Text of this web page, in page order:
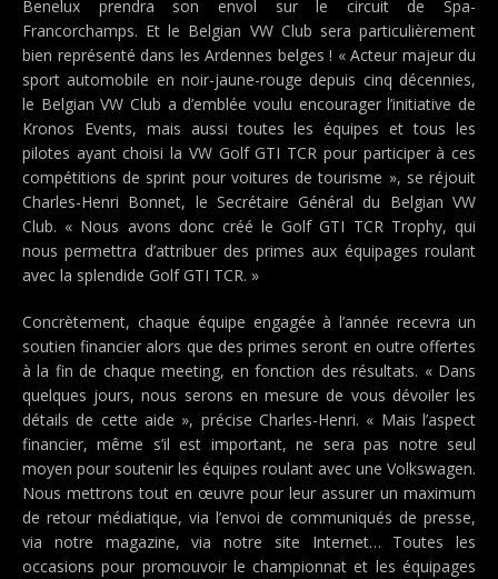
Benelux prendra son envol sur le circuit de Spa-
Francorchamps. Et le Belgian VW Club sera particulièrement
bien représenté dans les Ardennes belges ! « Acteur majeur du
sport automobile en noir-jaune-rouge depuis cinq décennies,
le Belgian VW Club a d’emblée voulu encourager l’initiative de
Kronos Events, mais aussi toutes les équipes et tous les
pilotes ayant choisi la VW Golf GTI TCR pour participer à ces
compétitions de sprint pour voitures de tourisme », se réjouit
Charles-Henri Bonnet, le Secrétaire Général du Belgian VW
Club. « Nous avons donc créé le Golf GTI TCR Trophy, qui
nous permettra d’attribuer des primes aux équipages roulant
avec la splendide Golf GTI TCR. »
Concrètement, chaque équipe engagée à l’année recevra un
soutien financier alors que des primes seront en outre offertes
à la fin de chaque meeting, en fonction des résultats. « Dans
quelques jours, nous serons en mesure de vous dévoiler les
détails de cette aide », précise Charles-Henri. « Mais l’aspect
financier, même s’il est important, ne sera pas notre seul
moyen pour soutenir les équipes roulant avec une Volkswagen.
Nous mettrons tout en œuvre pour leur assurer un maximum
de retour médiatique, via l’envoi de communiqués de presse,
via notre magazine, via notre site Internet… Toutes les
occasions pour promouvoir le championnat et les équipages